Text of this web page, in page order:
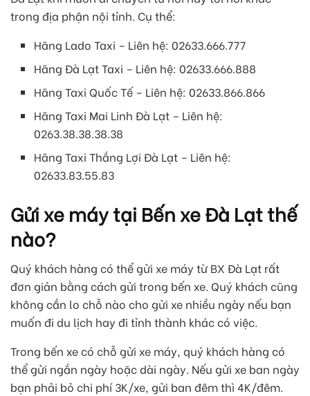
trong địa phận nội tỉnh. Cụ thể:
Hãng Lado Taxi – Liên hệ: 02633.666.777
Hãng Đà Lạt Taxi – Liên hệ: 02633.666.888
Hãng Taxi Quốc Tế – Liên hệ: 02633.866.866
Hãng Taxi Mai Linh Đà Lạt – Liên hệ:
0263.38.38.38.38
Hãng Taxi Thắng Lợi Đà Lạt – Liên hệ:
02633.83.55.83
Gửi xe máy tại Bến xe Đà Lạt thế
nào?
Quý khách hàng có thể gửi xe máy từ BX Đà Lạt rất
đơn giản bằng cách gửi trong bến xe. Quý khách cũng
không cần lo chỗ nào cho gửi xe nhiều ngày nếu bạn
muốn đi du lịch hay đi tỉnh thành khác có việc.
Trong bến xe có chỗ gửi xe máy, quý khách hàng có
thể gửi ngắn ngày hoặc dài ngày. Nếu gửi xe ban ngày
bạn phải bỏ chi phí 3K/xe, gửi ban đêm thì 4K/đêm.